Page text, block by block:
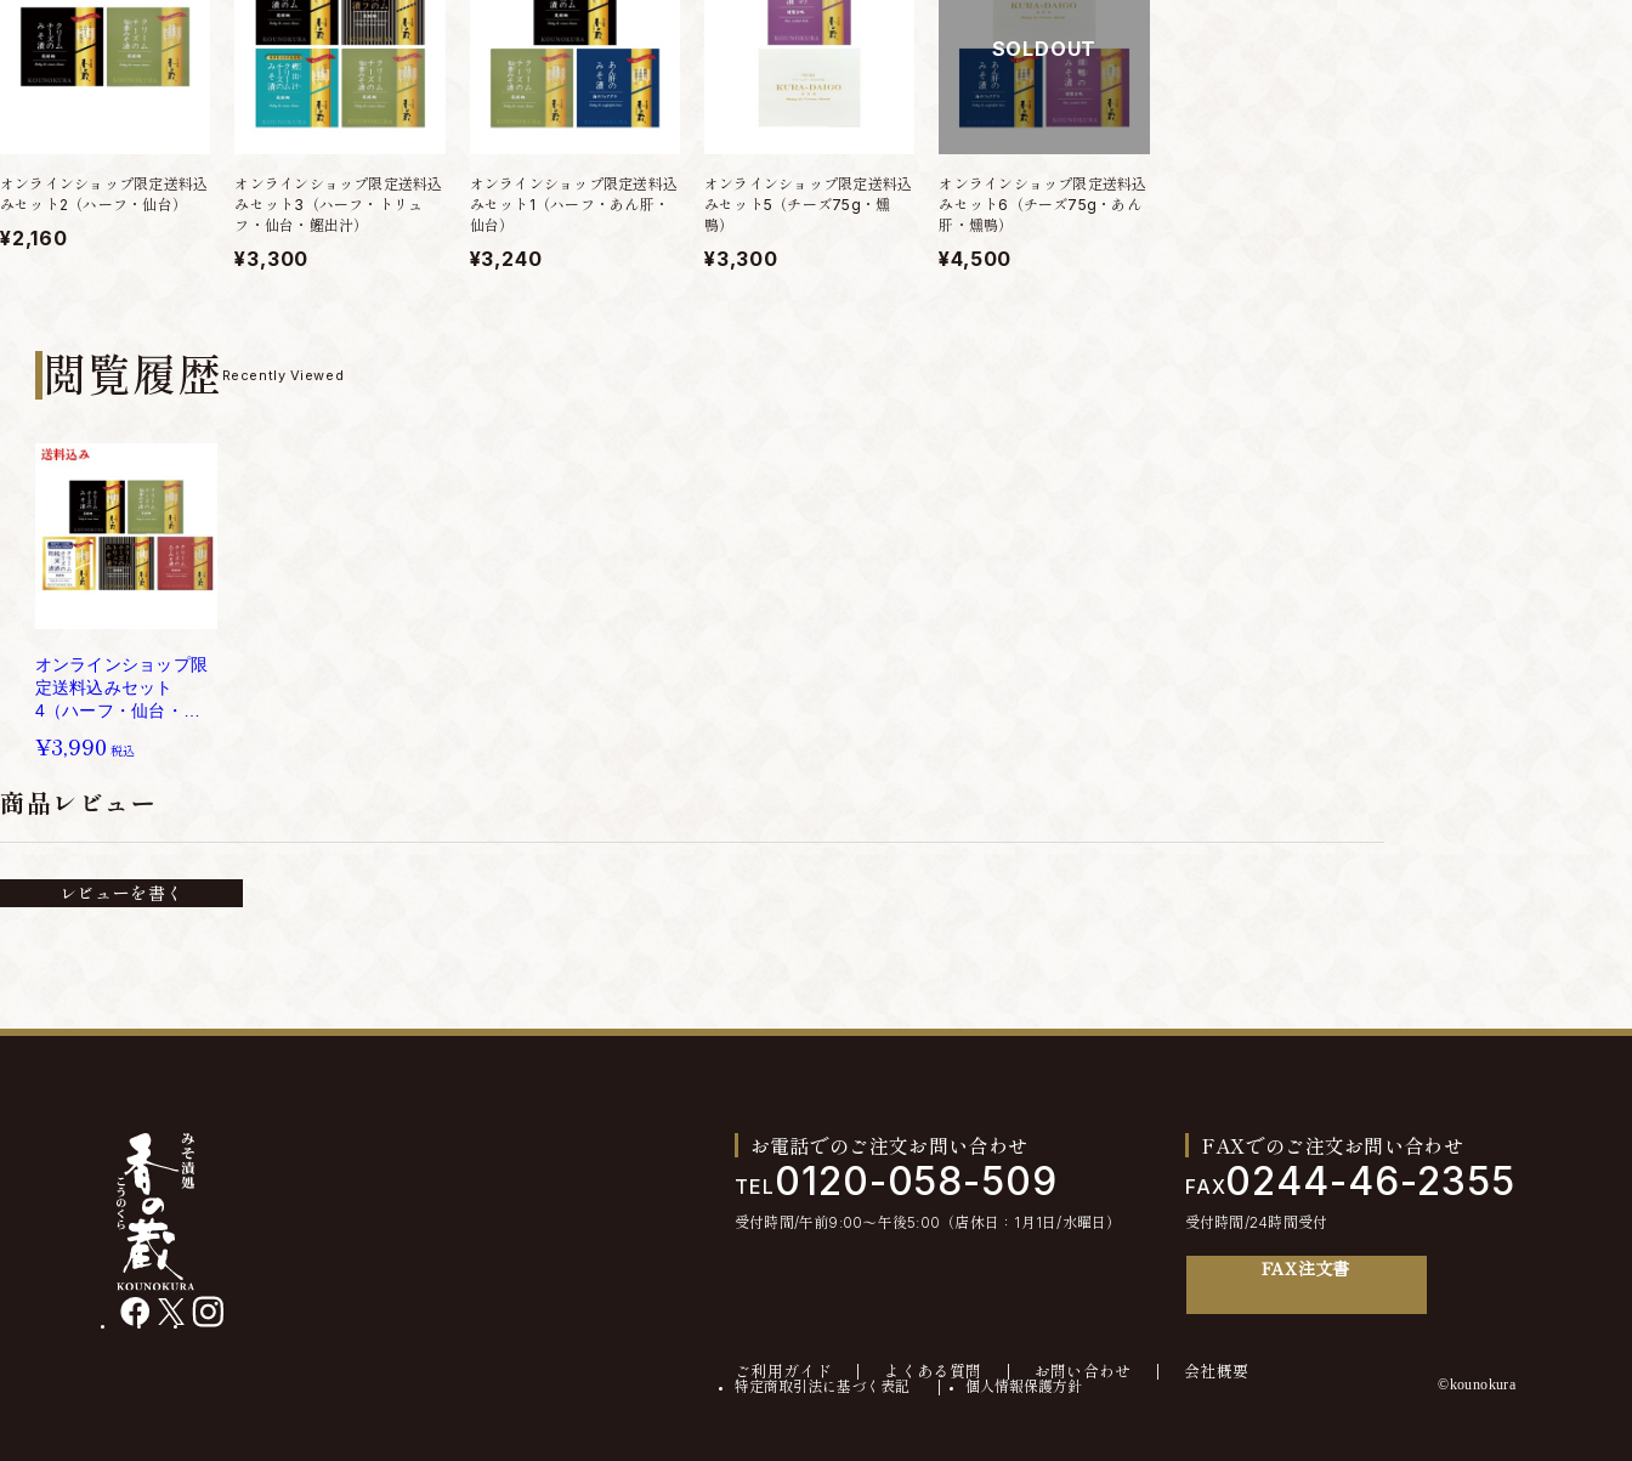
オンラインショップ限定送料込
みセット2（ハーフ・仙台）
¥2,160
オンラインショップ限定送料込
みセット3（ハーフ・トリュ
フ・仙台・鰹出汁）
¥3,300
オンラインショップ限定送料込
みセット1（ハーフ・あん肝・
仙台）
¥3,240
オンラインショップ限定送料込
みセット5（チーズ75g・燻
鴨）
¥3,300
SOLDOUT
オンラインショップ限定送料込
みセット6（チーズ75g・あん
肝・燻鴨）
¥4,500
閲覧履歴 Recently Viewed
オンラインショップ限
定送料込みセット
4（ハーフ・仙台・八
¥3,990 税込
商品レビュー
レビューを書く
facebook
X instagram
お電話でのご注文お問い合わせ
TEL 0120-058-509
受付時間/午前9:00〜午後5:00（店休日：1月1日/水曜日）
FAXでのご注文お問い合わせ
FAX0244-46-2355
受付時間/24時間受付
FAX注文書
ご利用ガイド よくある質問 お問い合わせ 会社概要
特定商取引法に基づく表記 個人情報保護方針 ©kounokura